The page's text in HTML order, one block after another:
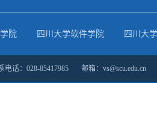
院 四川大学软件学院 四川大
话：028-85417985 邮箱：vs@scu.edu.cn